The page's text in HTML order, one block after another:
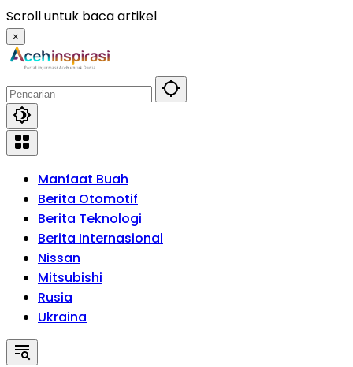
Langsung
ke
konten
Scroll untuk baca artikel
×
Manfaat Buah
Berita Otomotif
Berita Teknologi
Berita Internasional
Nissan
Mitsubishi
Rusia
Ukraina